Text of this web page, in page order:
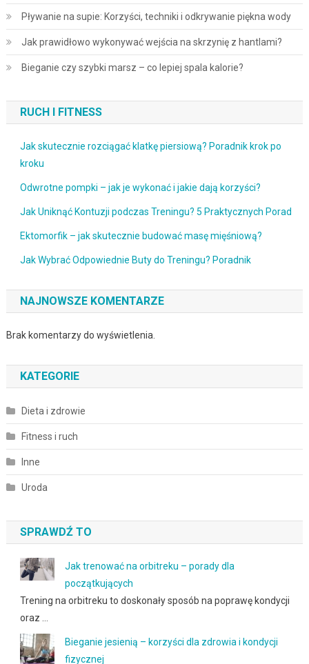
Pływanie na supie: Korzyści, techniki i odkrywanie piękna wody
Jak prawidłowo wykonywać wejścia na skrzynię z hantlami?
Bieganie czy szybki marsz – co lepiej spala kalorie?
RUCH I FITNESS
Jak skutecznie rozciągać klatkę piersiową? Poradnik krok po
kroku
Odwrotne pompki – jak je wykonać i jakie dają korzyści?
Jak Uniknąć Kontuzji podczas Treningu? 5 Praktycznych Porad
Ektomorfik – jak skutecznie budować masę mięśniową?
Jak Wybrać Odpowiednie Buty do Treningu? Poradnik
NAJNOWSZE KOMENTARZE
Brak komentarzy do wyświetlenia.
KATEGORIE
Dieta i zdrowie
Fitness i ruch
Inne
Uroda
SPRAWDŹ TO
Jak trenować na orbitreku – porady dla
początkujących
Trening na orbitreku to doskonały sposób na poprawę kondycji
oraz …
Bieganie jesienią – korzyści dla zdrowia i kondycji
fizycznej